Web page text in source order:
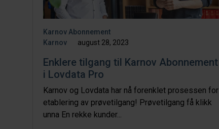
Karnov Abonnement
Karnov
august 28, 2023
Enklere tilgang til Karnov Abonnement
i Lovdata Pro
Karnov og Lovdata har nå forenklet prosessen for
etablering av prøvetilgang! Prøvetilgang få klikk
unna En rekke kunder...